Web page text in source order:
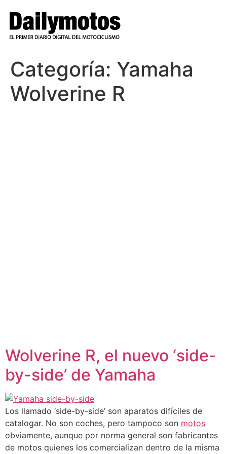
contenido
Categoría: Yamaha
Wolverine R
Wolverine R, el nuevo ‘side-
by-side’ de Yamaha
Los llamado ‘side-by-side’ son aparatos difíciles de
catalogar. No son coches, pero tampoco son motos
obviamente, aunque por norma general son fabricantes
de motos quienes los comercializan dentro de la misma